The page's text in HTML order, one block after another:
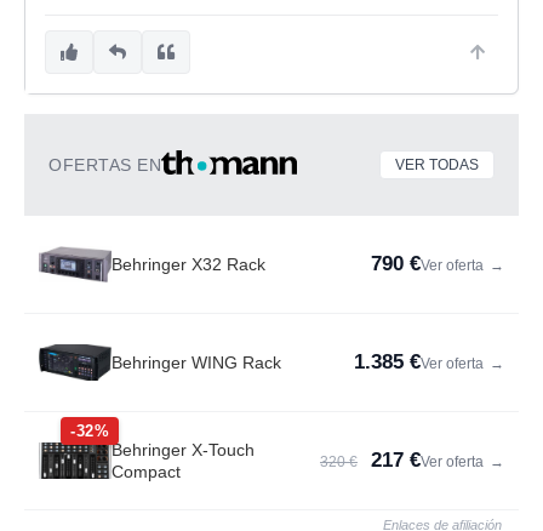
OFERTAS EN VER TODAS
Behringer X32 Rack 790 €Ver oferta →
Behringer WING Rack 1.385 €Ver oferta →
-32%
Behringer X-Touch
Compact
320 € 217 €Ver oferta →
Enlaces de afiliación